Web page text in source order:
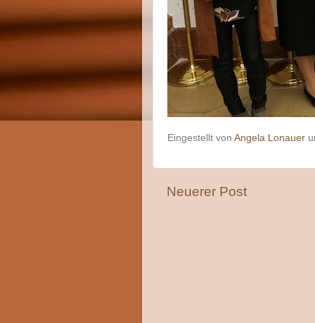
Eingestellt von Angela Lonauer
Neuerer Post